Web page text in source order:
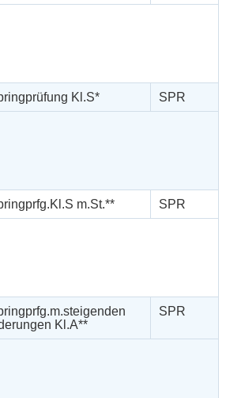
Kl.S*
SPR
m.St.**
SPR
Kl.A**
SPR